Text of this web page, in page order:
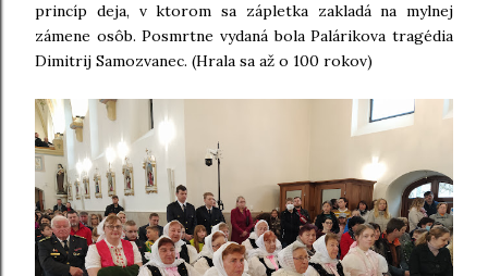
princíp deja, v ktorom sa zápletka zakladá na mylnej
zámene osôb. Posmrtne vydaná bola Palárikova tragédia
Dimitrij Samozvanec. (Hrala sa až o 100 rokov)